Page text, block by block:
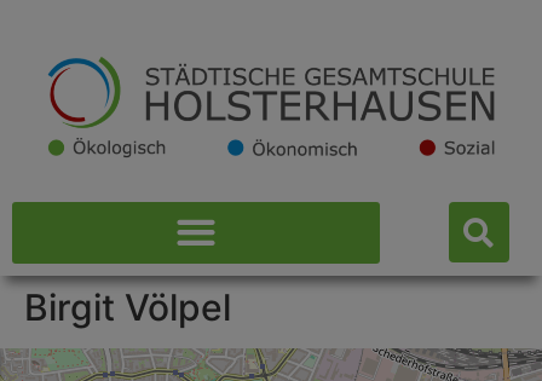
Birgit Völpel